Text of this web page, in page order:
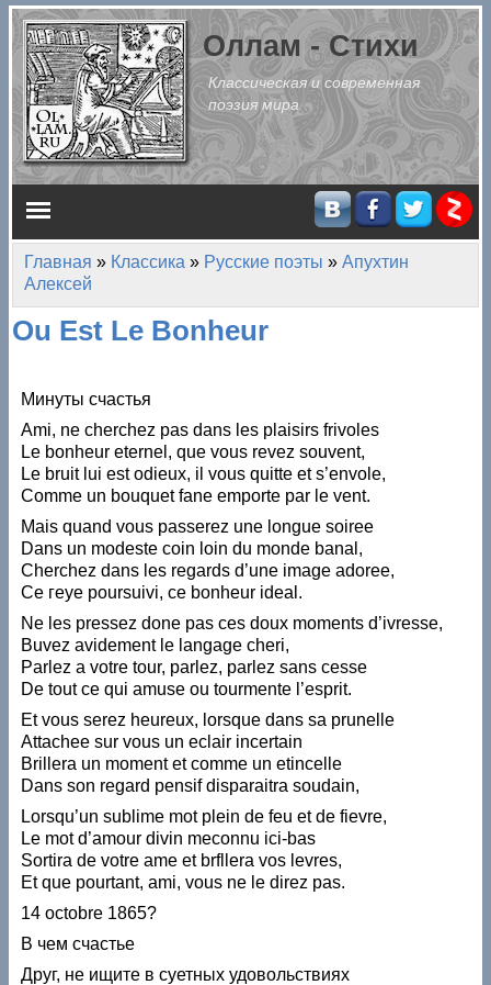
Перейти к основному содержанию
Оллам - Стихи
Классическая и современная
поэзия мира
Главное меню
Вы здесь
Главная » Классика » Русские поэты » Апухтин
Алексей
Ou Est Le Bonheur
Минуты счастья
Ami, ne cherchez pas dans les plaisirs frivoles
Le bonheur eternel, que vous revez souvent,
Le bruit lui est odieux, il vous quitte et s’envole,
Comme un bouquet fane emporte par le vent.
Mais quand vous passerez une longue soiree
Dans un modeste coin loin du monde banal,
Cherchez dans les regards d’une image adoree,
Се геуе poursuivi, ce bonheur ideal.
Ne les pressez done pas ces doux moments d’ivresse,
Buvez avidement le langage cheri,
Parlez a votre tour, parlez, parlez sans cesse
De tout ce qui amuse ou tourmente l’esprit.
Et vous serez heureux, lorsque dans sa prunelle
Attachee sur vous un eclair incertain
Brillera un moment et comme un etincelle
Dans son regard pensif disparaitra soudain,
Lorsqu’un sublime mot plein de feu et de fievre,
Le mot d’amour divin meconnu ici-bas
Sortira de votre ame et brfllera vos levres,
Et que pourtant, ami, vous ne le direz pas.
14 octobre 1865?
В чем счастье
Друг, не ищите в суетных удовольствиях